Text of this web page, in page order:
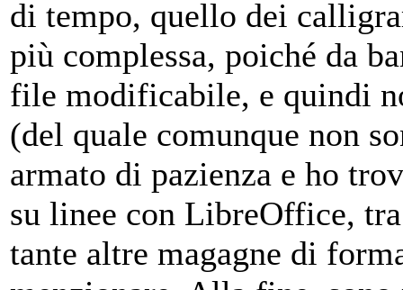
di tempo, quello dei
più complessa, poiché da
file modificabile, e quindi
(del quale comunque non
armato di pazienza e ho
su linee con LibreOffice,
tante altre magagne di